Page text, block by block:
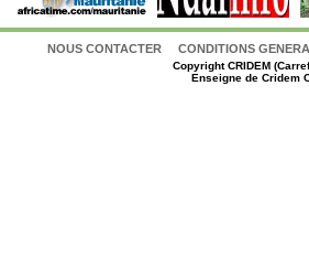
NOUS CONTACTER CONDITIONS
CopyrightCRIDEM
Enseigne de Cridem